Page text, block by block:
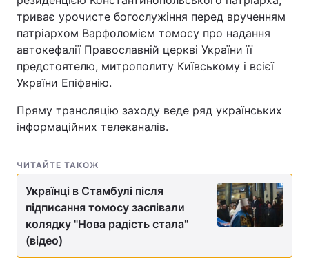
триває урочисте богослужіння перед врученням
патріархом Варфоломієм томосу про надання
автокефалії Православній церкві України її
предстоятелю, митрополиту Київському і всієї
України Епіфанію.
Пряму трансляцію заходу веде ряд українських
інформаційних телеканалів.
ЧИТАЙТЕ ТАКОЖ
Українці в Стамбулі після
підписання томосу заспівали
колядку "Нова радість стала"
(відео)